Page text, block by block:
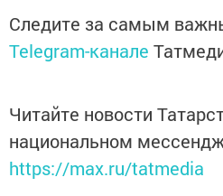
Следите за самым
Telegram-канале
Читайте новости
национальном
https://max.ru/tatmedia